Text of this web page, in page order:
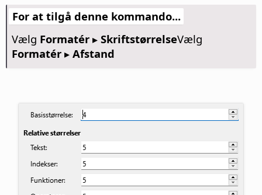
For at tilgå denne kommando...
Vælg Formatér ▸ SkriftstørrelseVælg
Formatér ▸ Afstand